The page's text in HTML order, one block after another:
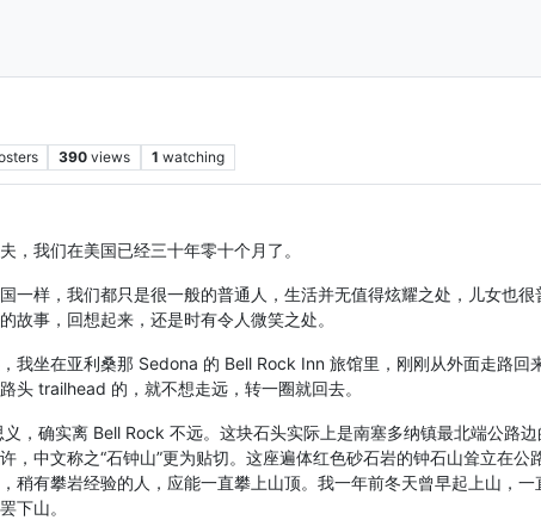
390 views 1 watching
，我们在美国已经三十年零十个月了。
一样，我们都只是很一般的普通人，生活并无值得炫耀之处，儿女也
故事，回想起来，还是时有令人微笑之处。
我坐在亚利桑那 Sedona 的 Bell Rock Inn 旅馆里，刚刚从外面走路回
头 trailhead 的，就不想走远，转一圈就回去。
，确实离 Bell Rock 不远。这块石头实际上是南塞多纳镇最北端公路
，中文称之“石钟山”更为贴切。这座遍体红色砂石岩的钟石山耸立在公
稍有攀岩经验的人，应能一直攀上山顶。我一年前冬天曾早起上山，一
下山。